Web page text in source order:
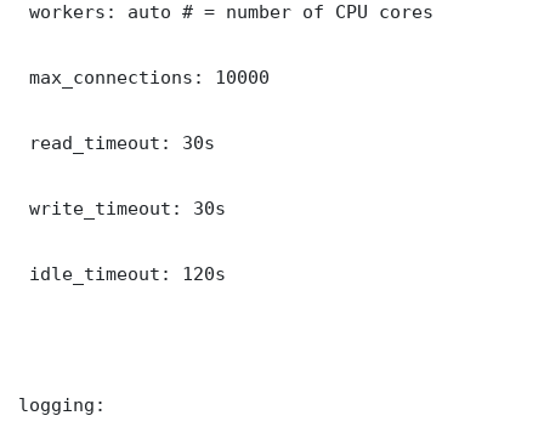
workers: auto # = number of CPU cores
max_connections: 10000
read_timeout: 30s
write_timeout: 30s
idle_timeout: 120s
logging: